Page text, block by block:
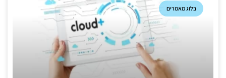
בלוג מאמרים